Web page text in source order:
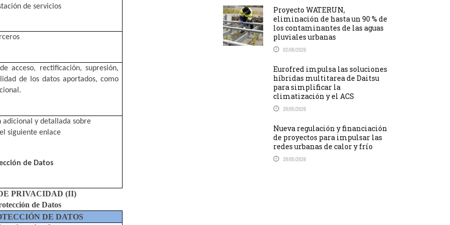
de servicios
acceso, rectificación, supresión,
de los datos aportados, como
y detallada sobre
siguiente enlace
de Datos
PRIVACIDAD (II)
de Datos
DE DATOS
Proyecto WATERUN,
eliminación de hasta un 90 % de
los contaminantes de las aguas
pluviales urbanas
02/06/2026
Eurofred impulsa las soluciones
híbridas multitarea de Daitsu
para simplificar la
climatización y el ACS
28/05/2026
Nueva regulación y financiación
de proyectos para impulsar las
redes urbanas de calor y frío
28/05/2026